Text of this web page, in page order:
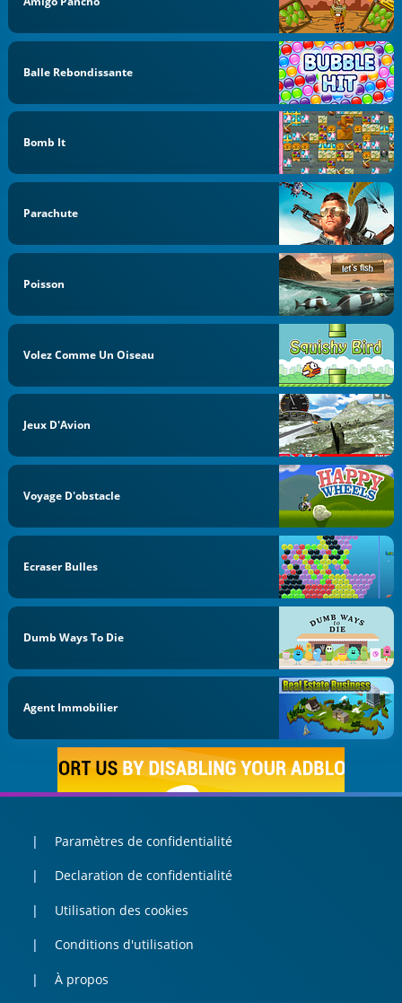
Balle Rebondissante
Bomb It
Parachute
Poisson
Volez Comme Un Oiseau
Jeux D'Avion
Voyage D'obstacle
Ecraser Bulles
Dumb Ways To Die
Agent Immobilier
Paramètres de confidentialité
Declaration de confidentialité
Utilisation des cookies
Conditions d'utilisation
À propos